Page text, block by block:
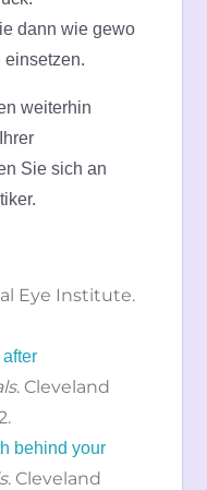
dann wie gewo
einsetzen.
weiterhin
Sie sich an
Eye Institute.
. Cleveland
behind your
. Cleveland